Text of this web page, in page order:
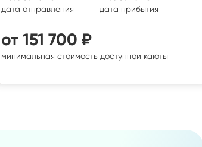
дата отправления дата прибытия
от 151 700 ₽
минимальная стоимость доступной каюты